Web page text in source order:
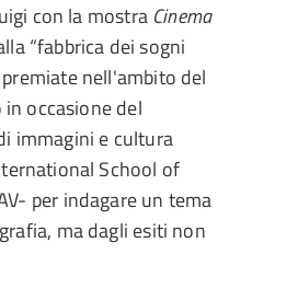
con la mostra Cinema
“fabbrica dei sogni
nell'ambito del
occasione del
immagini e cultura
School of
per indagare un tema
ma dagli esiti non